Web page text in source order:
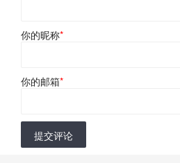
你的昵称*
你的邮箱*
提交评论